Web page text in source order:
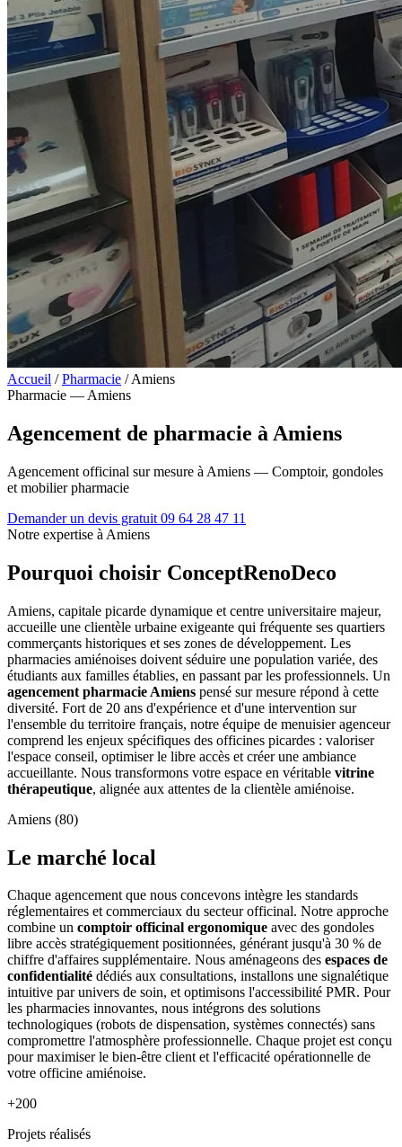
Accueil / Pharmacie / Amiens
Pharmacie — Amiens
Agencement de pharmacie à Amiens
Agencement officinal sur mesure à Amiens — Comptoir, gondoles
et mobilier pharmacie
Demander un devis gratuit 09 64 28 47 11
Notre expertise à Amiens
Pourquoi choisir ConceptRenoDeco
Amiens, capitale picarde dynamique et centre universitaire majeur,
accueille une clientèle urbaine exigeante qui fréquente ses quartiers
commerçants historiques et ses zones de développement. Les
pharmacies amiénoises doivent séduire une population variée, des
étudiants aux familles établies, en passant par les professionnels. Un
agencement pharmacie Amiens pensé sur mesure répond à cette
diversité. Fort de 20 ans d'expérience et d'une intervention sur
l'ensemble du territoire français, notre équipe de menuisier agenceur
comprend les enjeux spécifiques des officines picardes : valoriser
l'espace conseil, optimiser le libre accès et créer une ambiance
accueillante. Nous transformons votre espace en véritable vitrine
thérapeutique, alignée aux attentes de la clientèle amiénoise.
Amiens (80)
Le marché local
Chaque agencement que nous concevons intègre les standards
réglementaires et commerciaux du secteur officinal. Notre approche
combine un comptoir officinal ergonomique avec des gondoles
libre accès stratégiquement positionnées, générant jusqu'à 30 % de
chiffre d'affaires supplémentaire. Nous aménageons des espaces de
confidentialité dédiés aux consultations, installons une signalétique
intuitive par univers de soin, et optimisons l'accessibilité PMR. Pour
les pharmacies innovantes, nous intégrons des solutions
technologiques (robots de dispensation, systèmes connectés) sans
compromettre l'atmosphère professionnelle. Chaque projet est conçu
pour maximiser le bien-être client et l'efficacité opérationnelle de
votre officine amiénoise.
+200
Projets réalisés